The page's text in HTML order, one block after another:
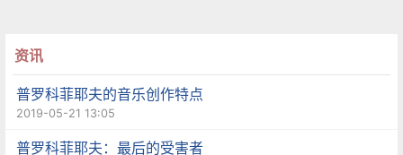
资讯
普罗科菲耶夫的音乐创作特点
2019-05-21 13:05
普罗科菲耶夫：最后的受害者